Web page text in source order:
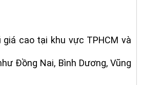
cao tại khu vực TPHCM và
Đồng Nai, Bình Dương, Vũng